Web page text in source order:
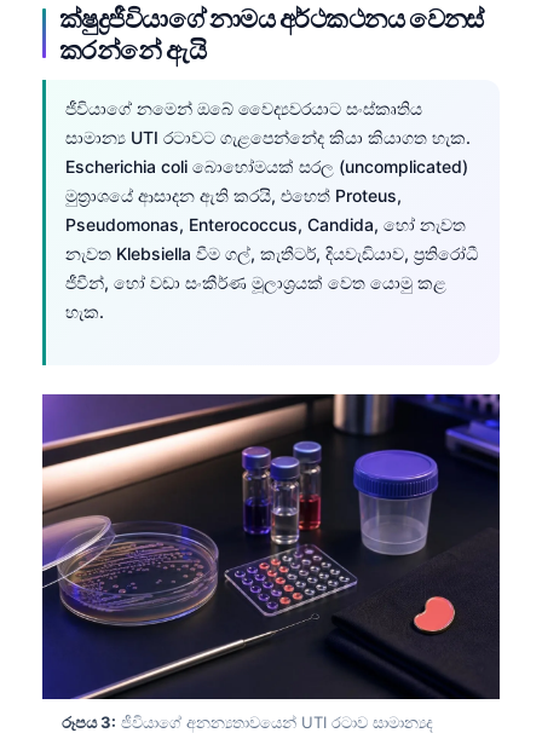
ක්ෂුද්‍රජීවියාගේ නාමය අර්ථකථනය වෙනස්
කරන්නේ ඇයි
ජීවියාගේ නමෙන් ඔබේ වෛද්‍යවරයාට සංස්කෘතිය
සාමාන්‍ය UTI රටාවට ගැළපෙන්නේද කියා කියාගත හැක.
Escherichia coli බොහෝමයක් සරල (uncomplicated)
මුත්‍රාශයේ ආසාදන ඇති කරයි, එහෙත් Proteus,
Pseudomonas, Enterococcus, Candida, හෝ නැවත
නැවත Klebsiella වීම ගල්, කැතීටර්, දියවැඩියාව, ප්‍රතිරෝධී
ජීවීන්, හෝ වඩා සංකීර්ණ මූලාශ්‍රයක් වෙත යොමු කළ
හැක.
රූපය 3: ජීවියාගේ අනන්‍යතාවයෙන් UTI රටාව සාමාන්‍යද